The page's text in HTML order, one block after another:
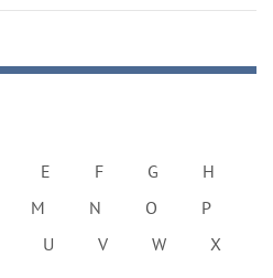
E F G
H
M N O
P
U V W
X